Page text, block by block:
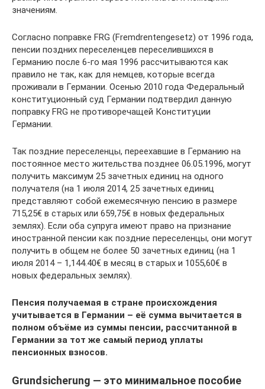
значениям.
Согласно поправке FRG (Fremdrentengesetz) от 1996 года,
пенсии поздних переселенцев переселившихся в
Германию после 6-го мая 1996 рассчитываются как
правило не так, как для немцев, которые всегда
проживали в Германии. Осенью 2010 года Федеральный
конституционный суд Германии подтвердил данную
поправку FRG не противоречащей Конституции
Германии.
Так поздние переселенцы, переехавшие в Германию на
постоянное место жительства позднее 06.05.1996, могут
получить максимум 25 зачетных единиц на одного
получателя (на 1 июля 2014, 25 зачетных единиц
представляют собой ежемесячную пенсию в размере
715,25€ в старых или 659,75€ в новых федеральных
землях). Если оба супруга имеют право на признание
иностранной пенсии как поздние переселенцы, они могут
получить в общем не более 50 зачетных единиц (на 1
июля 2014 – 1,144.40€ в месяц в старых и 1055,60€ в
новых федеральных землях).
Пенсия получаемая в стране происхождения
учитывается в Германии – её сумма вычитается в
полном объёме из суммы пенсии, рассчитанной в
Германии за тот же самый период уплаты
пенсионных взносов.
Grundsicherung — это минимальное пособие